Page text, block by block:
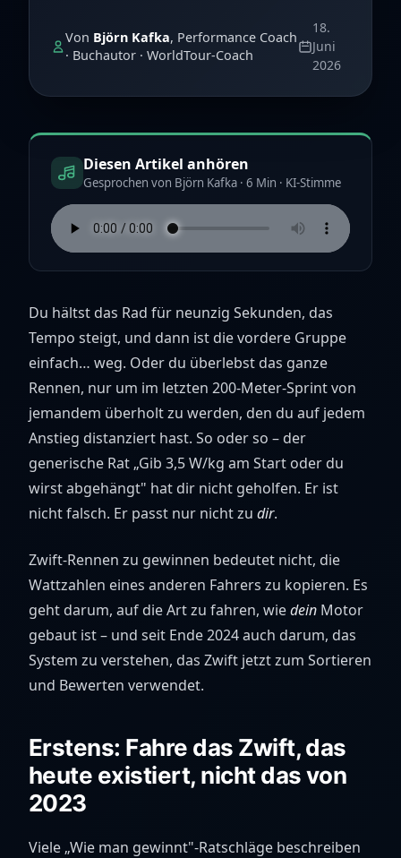
Von Björn Kafka, Performance Coach
· Buchautor · WorldTour-Coach
18.
Juni
2026
Diesen Artikel anhören
Gesprochen von Björn Kafka · 6 Min · KI-Stimme
Du hältst das Rad für neunzig Sekunden, das
Tempo steigt, und dann ist die vordere Gruppe
einfach… weg. Oder du überlebst das ganze
Rennen, nur um im letzten 200-Meter-Sprint von
jemandem überholt zu werden, den du auf jedem
Anstieg distanziert hast. So oder so – der
generische Rat „Gib 3,5 W/kg am Start oder du
wirst abgehängt" hat dir nicht geholfen. Er ist
nicht falsch. Er passt nur nicht zu dir.
Zwift-Rennen zu gewinnen bedeutet nicht, die
Wattzahlen eines anderen Fahrers zu kopieren. Es
geht darum, auf die Art zu fahren, wiedein Motor
gebaut ist – und seit Ende 2024 auch darum, das
System zu verstehen, das Zwift jetzt zum Sortieren
und Bewerten verwendet.
Erstens: Fahre das Zwift, das
heute existiert, nicht das von
2023
Viele „Wie man gewinnt"-Ratschläge beschreiben